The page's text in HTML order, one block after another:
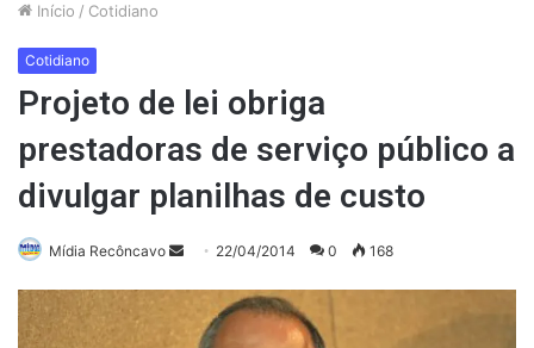
Início / Cotidiano
Cotidiano
Projeto de lei obriga
prestadoras de serviço público a
divulgar planilhas de custo
Mídia Recôncavo
Mande
mail
22/04/2014 0 168